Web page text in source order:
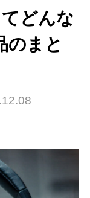
どんな
のまと